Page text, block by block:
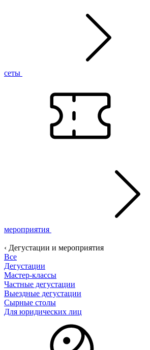
сеты
мероприятия
‹ Дегустации и мероприятия
Все
Дегустации
Мастер-классы
Частные дегустации
Выездные дегустации
Сырные столы
Для юридических лиц